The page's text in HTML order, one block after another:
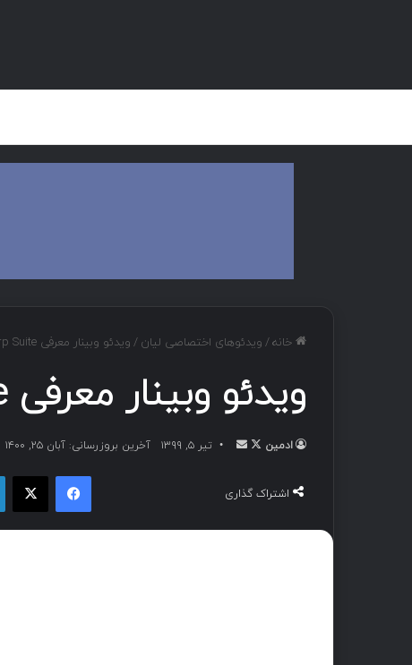
خانه/ ویدئوهای اختصاصی لیان / ویدئو وبینار معرفی Burp Suite
ویدئو وبینار معرفی Burp Suite
ادمین تیر ۵, ۱۳۹۹ آخرین بروزرسانی: آبان ۲۵, ۱۴۰۰
اشتراک گذاری